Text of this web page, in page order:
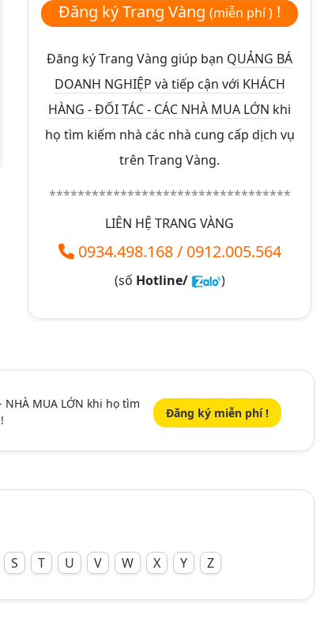
Đăng ký Trang Vàng (miễn phí ) !
Đăng ký Trang Vàng giúp bạn QUẢNG BÁ
DOANH NGHIỆP và tiếp cận với KHÁCH
HÀNG - ĐỐI TÁC - CÁC NHÀ MUA LỚN khi
họ tìm kiếm nhà các nhà cung cấp dịch vụ
trên Trang Vàng.
**********************************
LIÊN HỆ TRANG VÀNG
0934.498.168/ 0912.005.564
(số Hotline/ )
MUA LỚN khi họ tìm
Đăng ký miễn phí !
S T U V W X Y Z